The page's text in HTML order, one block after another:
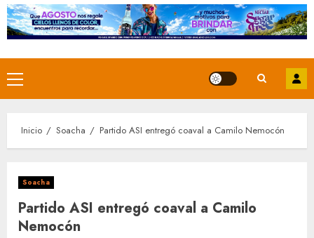
Menú
principal
Inicio Soacha Partido ASI entregó coaval a Camilo Nemocón
Soacha
Partido ASI entregó coaval a Camilo
Nemocón